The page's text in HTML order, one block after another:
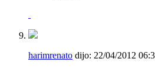
harimrenato dijo: 22/04/2012